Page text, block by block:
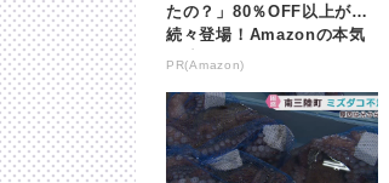
たの？」80％OFF以上が
続々登場！Amazonの本気
が凄すぎる
PR(Amazon)